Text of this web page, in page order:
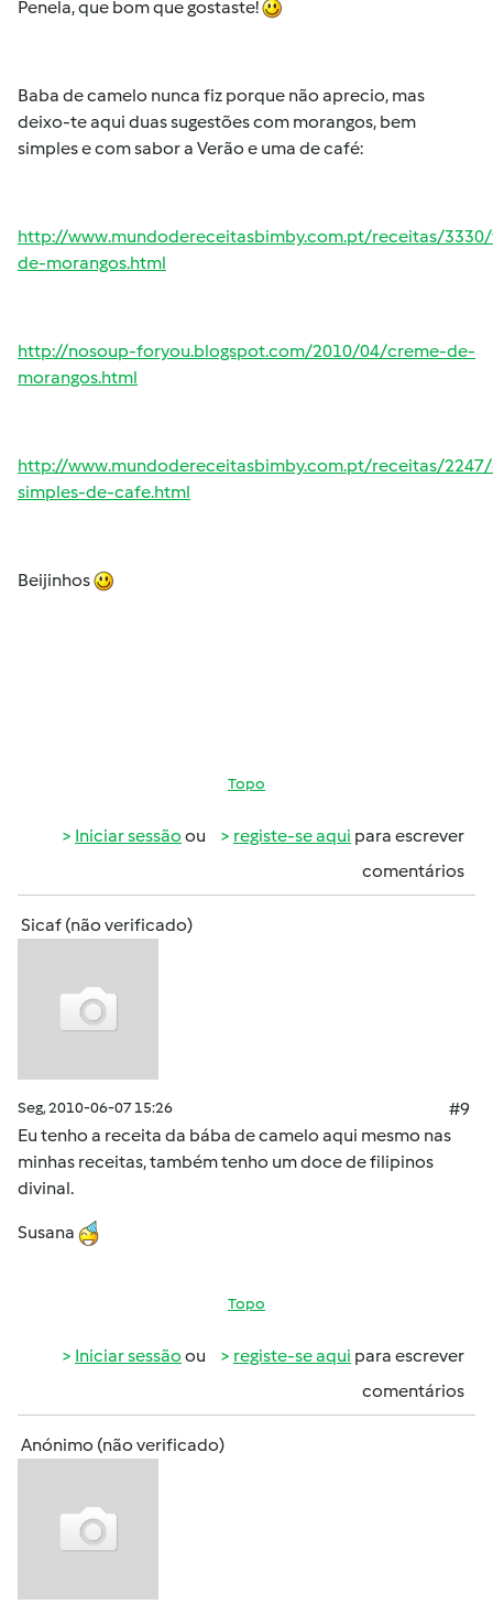
Penela, que bom que gostaste!
Baba de camelo nunca fiz porque não aprecio, mas
deixo-te aqui duas sugestões com morangos, bem
simples e com sabor a Verão e uma de café:
http://www.mundodereceitasbimby.com.pt/receitas/
de-morangos.html
http://nosoup-foryou.blogspot.com/2010/04/creme-de-
morangos.html
http://www.mundodereceitasbimby.com.pt/receitas/
simples-de-cafe.html
Beijinhos
Topo
Iniciar sessão ou registe-se aqui para escrever
comentários
Sicaf (não verificado)
Seg, 2010-06-07 15:26
#9
Eu tenho a receita da bába de camelo aqui mesmo nas
minhas receitas, também tenho um doce de filipinos
divinal.
Susana
Topo
Iniciar sessão ou registe-se aqui para escrever
comentários
Anónimo (não verificado)